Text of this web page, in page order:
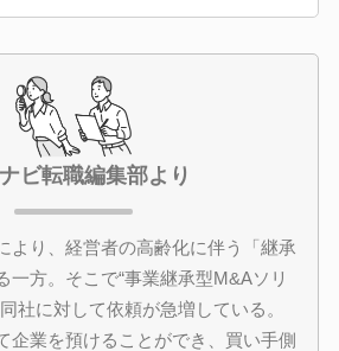
ビ転職編集部より
より、経営者の高齢化に伴う「継承
一方。そこで“事業継承型M&Aソリ
社に対して依頼が急増している。
企業を預けることができ、買い手側